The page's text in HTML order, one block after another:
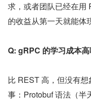
求，或者团队已经在用
的收益从第一天就能体
Q: gRPC 的学习成本高
比 REST 高，但没有
事：Protobuf 语法（半